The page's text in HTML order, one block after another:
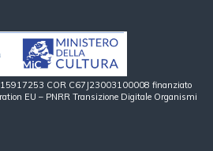
15917253 COR C67J23003100008 finanziato
EU – PNRR Transizione Digitale Organismi